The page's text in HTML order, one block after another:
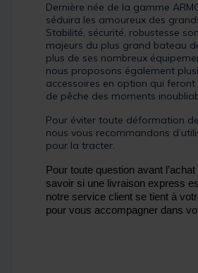
Dernière née de la gamme
séduira les amoureux des
Stabilité, sécurité, robustesse
majeurs du plus grand bateau
plus de ses nombreux
nous proposons également
accessoires en option qui
de pêche des moments
Pour éviter toute déformation
nous vous recommandons
pour la tracter.
Pour toute question avant
savoir si une livraison express
notre service client se tient à
pour vous accompagner dans